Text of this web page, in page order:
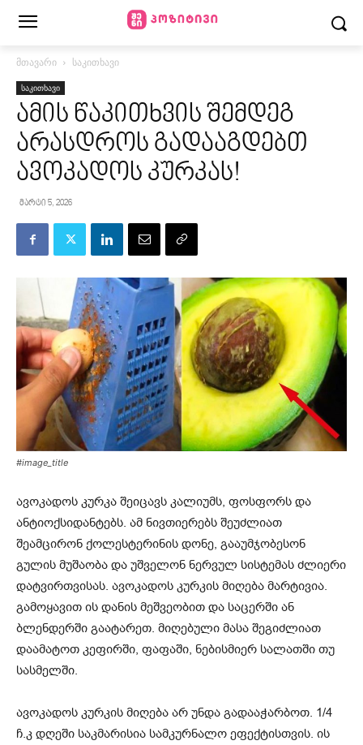
მთავარი საკითხავი
საკითხავი
ამის წაკითხვის შემდეგ
არასდროს გადააგდებთ
ავოკადოს კურკას!
მარტი 5, 2026
#image_title
ავოკადოს კურკა შეიცავს კალიუმს, ფოსფორს და
ანტიოქსიდანტებს. ამ ნივთიერებს შეუძლიათ
შეამცირონ ქოლესტერინის დონე, გააუმჯობესონ
გულის მუშაობა და უშველონ ნერვულ სისტემას ძლიერი
დატვირთვისას. ავოკადოს კურკის მიღება მარტივია.
გამოყავით ის დანის მეშვეობით და საცერში ან
ბლენდერში გაატარეთ. მიღებული მასა შეგიძლიათ
დაამატოთ კეფირში, ფაფაში, ნებისმიერ სალათში თუ
სასმელში.
ავოკადოს კურკის მიღება არ უნდა გადააჭარბოთ. 1/4
ჩ.კ დღეში საკმარისია სამკურნალო ეფექტისთვის. ის